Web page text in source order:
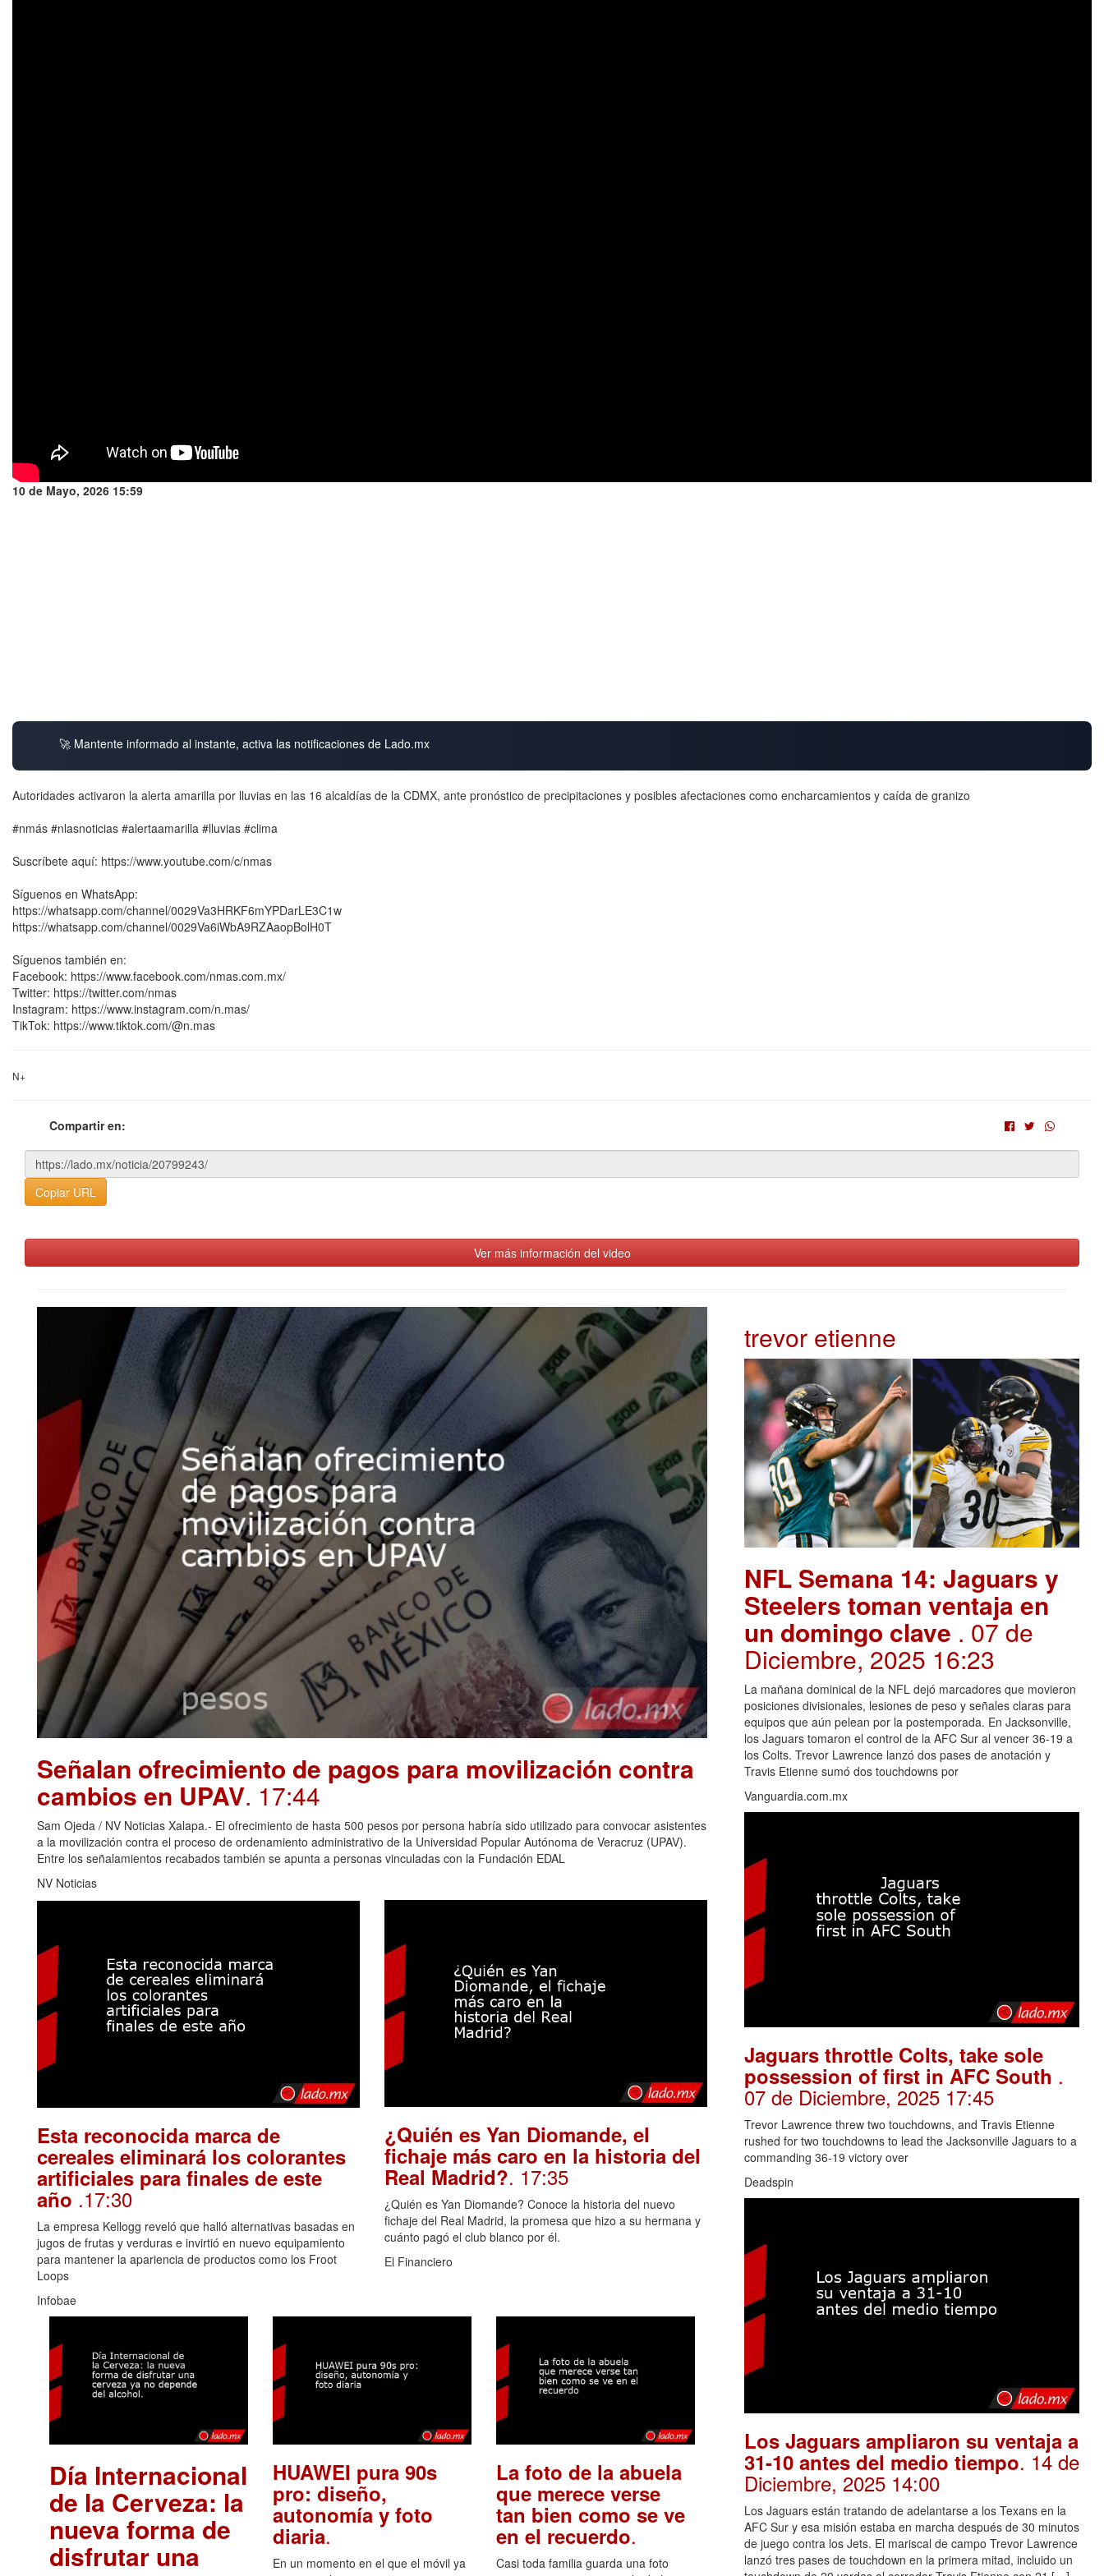
10 de Mayo, 2026 15:59
🚀 Mantente informado al instante, activa las notificaciones de Lado.mx
Autoridades activaron la alerta amarilla por lluvias en las 16 alcaldías de la CDMX, ante pronóstico de precipitaciones y posibles afectaciones como encharcamientos y caída de granizo
#nmás #nlasnoticias #alertaamarilla #lluvias #clima
Suscríbete aquí: https://www.youtube.com/c/nmas
Síguenos en WhatsApp:
https://whatsapp.com/channel/0029Va3HRKF6mYPDarLE3C1w
https://whatsapp.com/channel/0029Va6iWbA9RZAaopBolH0T
Síguenos también en:
Facebook: https://www.facebook.com/nmas.com.mx/
Twitter: https://twitter.com/nmas
Instagram: https://www.instagram.com/n.mas/
TikTok: https://www.tiktok.com/@n.mas
N+
Compartir en:
Copiar URL
Ver más información del video
Señalan ofrecimiento de pagos para movilización contra
cambios en UPAV. 17:44
Sam Ojeda / NV Noticias Xalapa.- El ofrecimiento de hasta 500 pesos por persona habría sido utilizado para convocar asistentes
a la movilización contra el proceso de ordenamiento administrativo de la Universidad Popular Autónoma de Veracruz (UPAV).
Entre los señalamientos recabados también se apunta a personas vinculadas con la Fundación EDAL
NV Noticias
Esta reconocida marca de
cereales eliminará los colorantes
artificiales para finales de este
año .17:30
La empresa Kellogg reveló que halló alternativas basadas en
jugos de frutas y verduras e invirtió en nuevo equipamiento
para mantener la apariencia de productos como los Froot
Loops
Infobae
¿Quién es Yan Diomande, el
fichaje más caro en la historia del
Real Madrid?. 17:35
¿Quién es Yan Diomande? Conoce la historia del nuevo
fichaje del Real Madrid, la promesa que hizo a su hermana y
cuánto pagó el club blanco por él.
El Financiero
Día Internacional
de la Cerveza: la
nueva forma de
disfrutar una
HUAWEI pura 90s
pro: diseño,
autonomía y foto
diaria.
En un momento en el que el móvil ya
La foto de la abuela
que merece verse
tan bien como se ve
en el recuerdo.
Casi toda familia guarda una foto
trevor etienne
NFL Semana 14: Jaguars y
Steelers toman ventaja en
un domingo clave . 07 de
Diciembre, 2025 16:23
La mañana dominical de la NFL dejó marcadores que movieron
posiciones divisionales, lesiones de peso y señales claras para
equipos que aún pelean por la postemporada. En Jacksonville,
los Jaguars tomaron el control de la AFC Sur al vencer 36-19 a
los Colts. Trevor Lawrence lanzó dos pases de anotación y
Travis Etienne sumó dos touchdowns por
Vanguardia.com.mx
Jaguars throttle Colts, take sole
possession of first in AFC South .
07 de Diciembre, 2025 17:45
Trevor Lawrence threw two touchdowns, and Travis Etienne
rushed for two touchdowns to lead the Jacksonville Jaguars to a
commanding 36-19 victory over
Deadspin
Los Jaguars ampliaron su ventaja a
31-10 antes del medio tiempo. 14 de
Diciembre, 2025 14:00
Los Jaguars están tratando de adelantarse a los Texans en la
AFC Sur y esa misión estaba en marcha después de 30 minutos
de juego contra los Jets. El mariscal de campo Trevor Lawrence
lanzó tres pases de touchdown en la primera mitad, incluido un